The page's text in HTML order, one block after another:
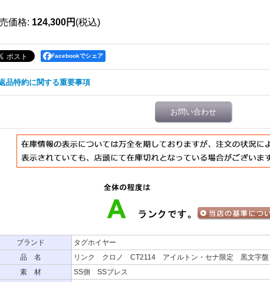
価格: 124,300円 (税込)
Facebookでシェア
品特約に関する重要事項
お問い合わせ
ブランド
タグホイヤー
品 名
リンク クロノ CT2114 アイルトン・セナ限定 黒文字盤
素 材
SS側 SSブレス